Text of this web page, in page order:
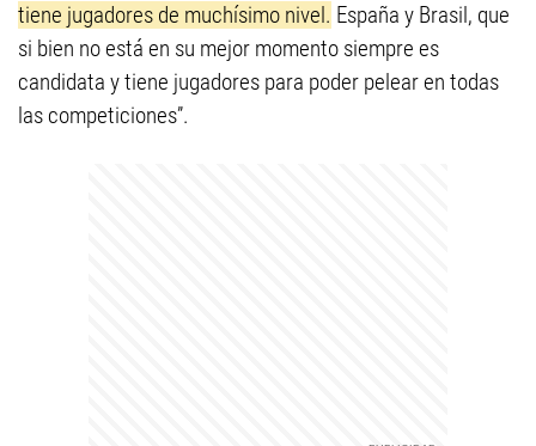
tiene jugadores de muchísimo nivel. España y Brasil, que
si bien no está en su mejor momento siempre es
candidata y tiene jugadores para poder pelear en todas
las competiciones”.